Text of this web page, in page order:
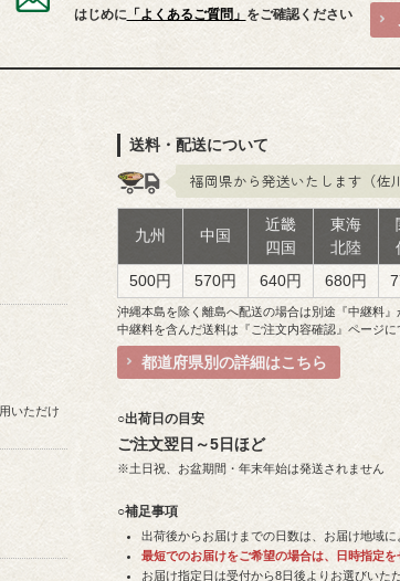
はじめに 「よくあるご質問」 をご確認ください
いただけ
送料・配送について
福岡県から発送いたします（佐
九州 中国
近畿
四国
東海
北陸
500円 570円 640円 680円
沖縄本島を除く離島へ配送の場合は別途『中継料』
中継料を含んだ送料は『ご注文内容確認』ページに
都道府県別の詳細はこちら
○出荷日の目安
ご注文翌日～5日ほど
※土日祝、お盆期間・年末年始は発送されません
○補足事項
出荷後からお届けまでの日数は、お届け地域
最短でのお届けをご希望の場合は、日時指定
お届け指定日は受付から8日後よりお選びいた